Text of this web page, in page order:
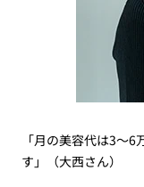
「月の美容代は3～
す」（大西さん）